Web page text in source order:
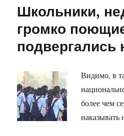
Школьники,
громко
подвергались
Видимо, в
более чем
наказывать